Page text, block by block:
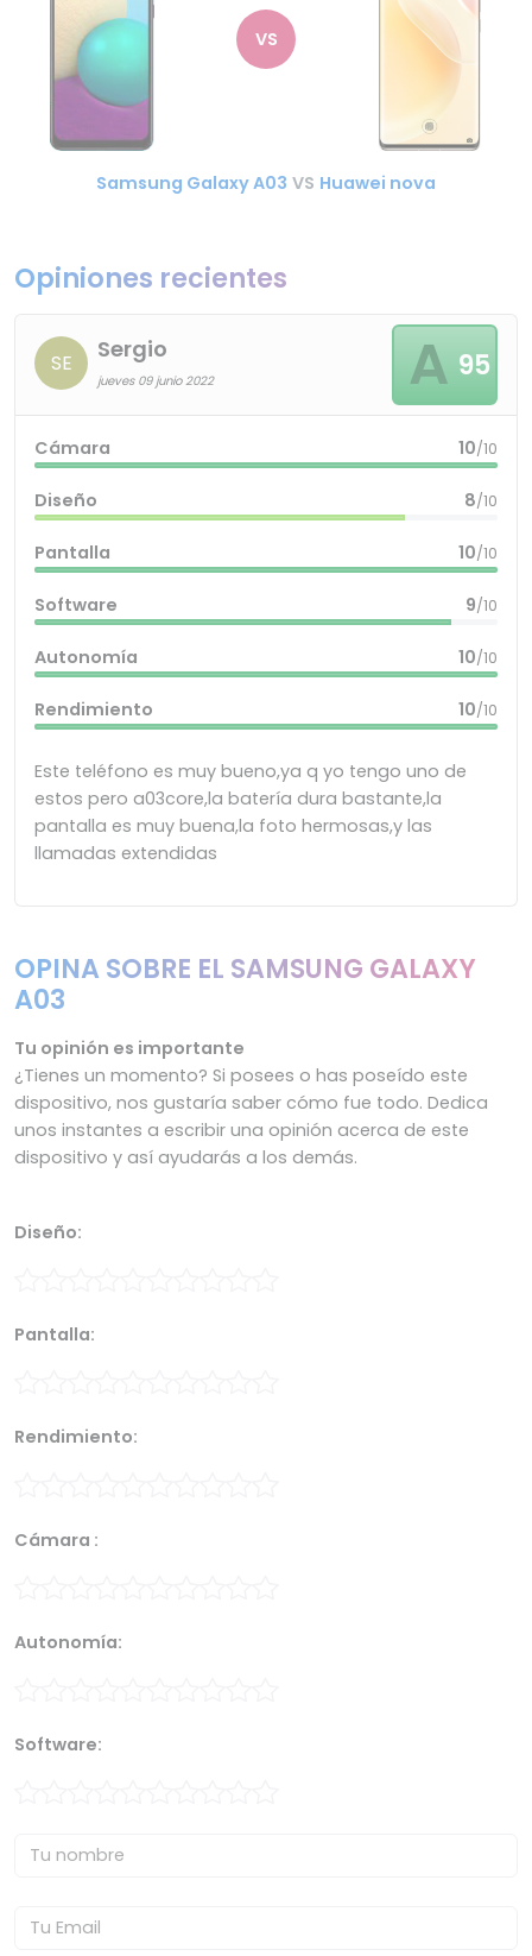
VS
Samsung Galaxy A03 VS Huawei nova
Opiniones recientes
SE Sergio
jueves 09 junio 2022 A 95
Cámara 10/10
Diseño 8/10
Pantalla 10/10
Software 9/10
Autonomía 10/10
Rendimiento 10/10
Este teléfono es muy bueno,ya q yo tengo uno de
estos pero a03core,la batería dura bastante,la
pantalla es muy buena,la foto hermosas,y las
llamadas extendidas
OPINA SOBRE EL SAMSUNG GALAXY
A03
Tu opinión es importante
¿Tienes un momento? Si posees o has poseído este
dispositivo, nos gustaría saber cómo fue todo. Dedica
unos instantes a escribir una opinión acerca de este
dispositivo y así ayudarás a los demás.
Diseño:
Pantalla:
Rendimiento:
Cámara :
Autonomía:
Software: